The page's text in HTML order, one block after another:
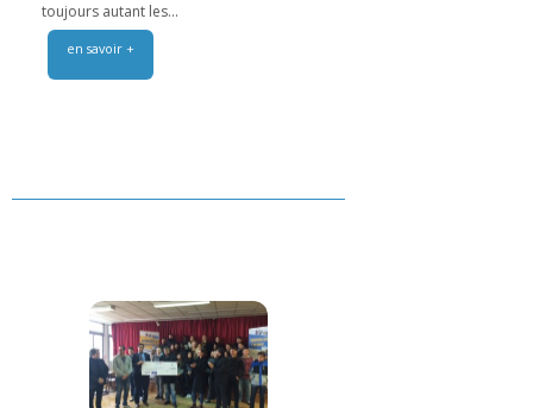
toujours autant les...
en savoir +